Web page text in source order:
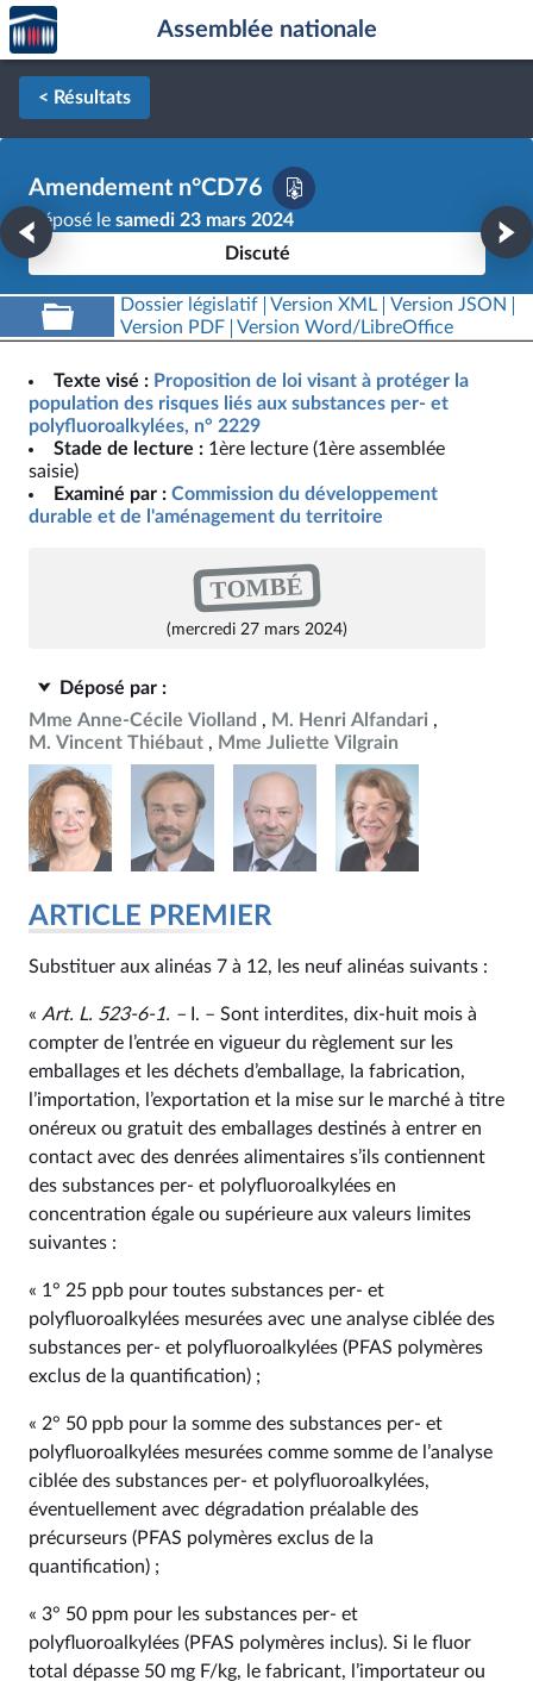
Aller au contenu
Aller en bas de la page
Accèder
à la
page
d'accueil
Assemblée nationale
< Résultats
Amendement n°CD76
Déposé le samedi 23 mars 2024
Discuté
Dossier législatif Version XML
Version JSON
Version PDF
Version Word/LibreOffice
Texte visé : Proposition de loi visant à protéger la
population des risques liés aux substances per- et
polyfluoroalkylées, n° 2229
Stade de lecture : 1ère lecture (1ère assemblée
saisie)
Examiné par : Commission du développement
durable et de l'aménagement du territoire
TOMBÉ
(mercredi 27 mars 2024)
Déposé par :
Mme Anne-Cécile Violland
M. Henri Alfandari
M. Vincent Thiébaut
Mme Juliette Vilgrain
ARTICLE PREMIER
Substituer aux alinéas 7 à 12, les neuf alinéas suivants :
« Art. L. 523‑6‑1. – I. – Sont interdites, dix-huit mois à
compter de l’entrée en vigueur du règlement sur les
emballages et les déchets d’emballage, la fabrication,
l’importation, l’exportation et la mise sur le marché à titre
onéreux ou gratuit des emballages destinés à entrer en
contact avec des denrées alimentaires s’ils contiennent
des substances per- et polyfluoroalkylées en
concentration égale ou supérieure aux valeurs limites
suivantes :
« 1° 25 ppb pour toutes substances per- et
polyfluoroalkylées mesurées avec une analyse ciblée des
substances per- et polyfluoroalkylées (PFAS polymères
exclus de la quantification) ;
« 2° 50 ppb pour la somme des substances per- et
polyfluoroalkylées mesurées comme somme de l’analyse
ciblée des substances per- et polyfluoroalkylées,
éventuellement avec dégradation préalable des
précurseurs (PFAS polymères exclus de la
quantification) ;
« 3° 50 ppm pour les substances per- et
polyfluoroalkylées (PFAS polymères inclus). Si le fluor
total dépasse 50 mg F/kg, le fabricant, l’importateur ou